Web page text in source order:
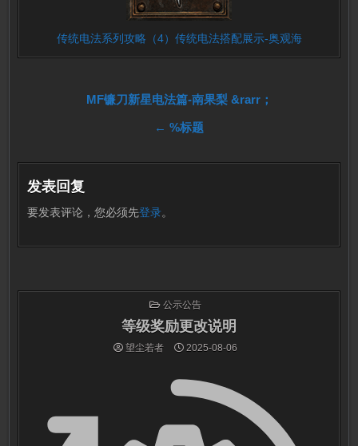
传统电法系列攻略（4）传统电法搭配展示-奥观海
导
航
MF镰刀新星电法篇-南果梨 &rarr；
← %标题
发表回复
要发表评论，您必须先登录。
发
于
公示公告
等级奖励更改说明
望尘若者 2025-08-06